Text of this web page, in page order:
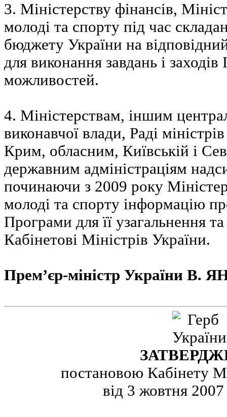
3. Міністерству фінансів,
молоді та спорту під час
бюджету України на
для виконання завдань і
можливостей.
4. Міністерствам, іншим
виконавчої влади, Раді
Крим, обласним, Київській і
державним адміністраціям
починаючи з 2009 року
молоді та спорту інформацію
Програми для її узагальнення
Кабінетові Міністрів України.
Прем’єр-міністр України В.
постановою Кабінету
від 3 жовтня